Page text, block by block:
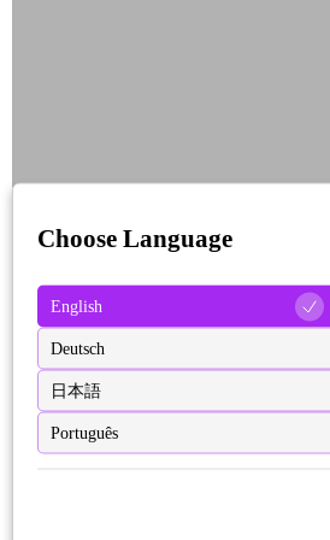
Choose Language
English
Deutsch
日本語
Português